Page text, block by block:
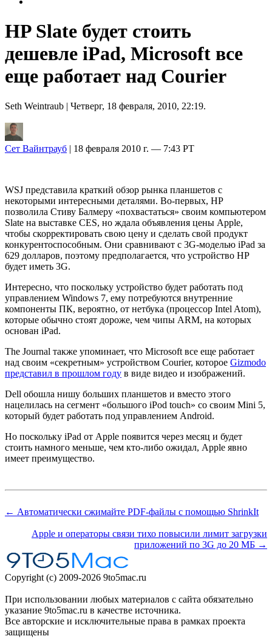
HP Slate будет стоить
дешевле iPad, Microsoft все
еще работает над Courier
Seth Weintraub | Четверг, 18 февраля, 2010, 22:19.
Сет Вайнтрауб | 18 февраля 2010 г. — 7:43 PT
WSJ представила краткий обзор рынка планшетов с
некоторыми интересными деталями. Во-первых, HP
позволила Стиву Балмеру «похвастаться» своим компьютером
Slate на выставке CES, но ждала объявления цены Apple,
чтобы скорректировать свою цену и сделать свой продукт
конкурентоспособным. Они сравнивают с 3G-моделью iPad за
629 долларов, поэтому предполагается, что устройство HP
будет иметь 3G.
Интересно, что поскольку устройство будет работать под
управлением Windows 7, ему потребуются внутренние
компоненты ПК, вероятно, от нетбука (процессор Intel Atom),
которые обычно стоят дороже, чем чипы ARM, на которых
основан iPad.
The Journal также упоминает, что Microsoft все еще работает
над своим «секретным» устройством Courier, которое Gizmodo
представил в прошлом году в виде видео и изображений.
Dell обошла нишу больших планшетов и вместо этого
нацелилась на сегмент «большого iPod touch» со своим Mini 5,
который будет работать под управлением Android.
Но поскольку iPad от Apple появится через месяц и будет
стоить намного меньше, чем кто-либо ожидал, Apple явно
имеет преимущество.
← Автоматически сжимайте PDF-файлы с помощью ShrinkIt
Apple и операторы связи тихо повысили лимит загрузки
приложений по 3G до 20 МБ →
Copyright (c) 2009-2026 9to5mac.ru
При использовании любых материалов с сайта обязательно
указание 9to5mac.ru в качестве источника.
Все авторские и исключительные права в рамках проекта
защищены